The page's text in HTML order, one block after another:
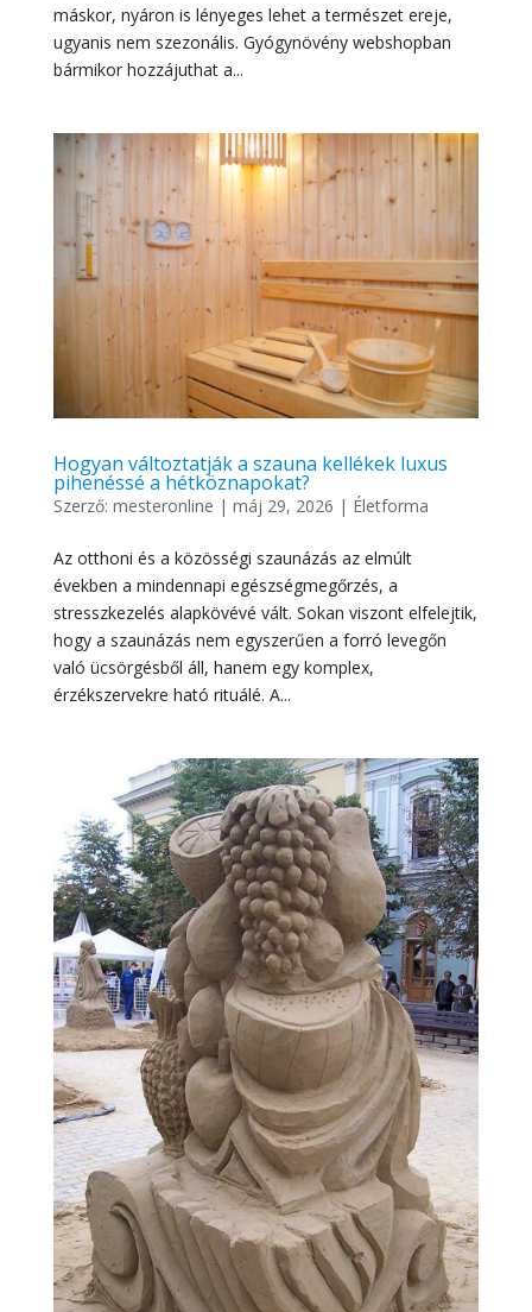
máskor, nyáron is lényeges lehet a természet ereje,
ugyanis nem szezonális. Gyógynövény webshopban
bármikor hozzájuthat a...
Hogyan változtatják a szauna kellékek luxus
pihenéssé a hétköznapokat?
Szerző: mesteronline | máj 29, 2026 | Életforma
Az otthoni és a közösségi szaunázás az elmúlt
években a mindennapi egészségmegőrzés, a
stresszkezelés alapkövévé vált. Sokan viszont elfelejtik,
hogy a szaunázás nem egyszerűen a forró levegőn
való ücsörgésből áll, hanem egy komplex,
érzékszervekre ható rituálé. A...